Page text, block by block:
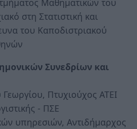
Μαθηματικών του
στη Στατιστική και
του Καποδιστριακού
Συνεδρίων και
Πτυχιούχος ΑΤΕΙ
- ΠΣΕ
υπηρεσιών, Αντιδήμαρχος